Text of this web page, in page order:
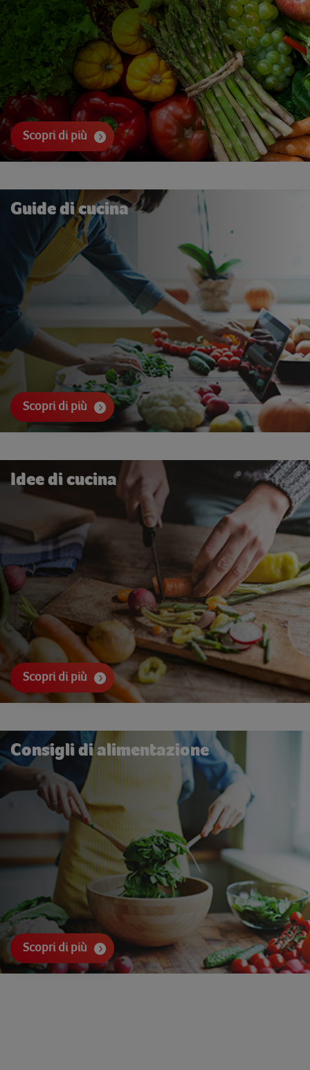
Scopri di più
Guide di cucina
Scopri di più
Idee di cucina
Scopri di più
Consigli di alimentazione
Scopri di più